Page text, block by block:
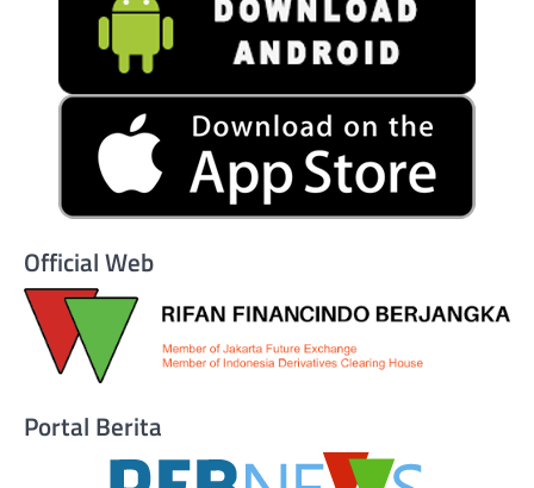
Official Web
Portal Berita